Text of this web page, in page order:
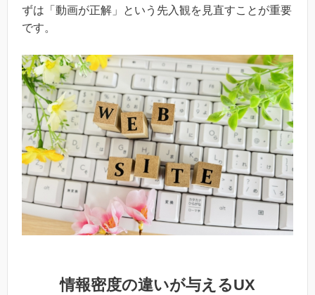
ずは「動画が正解」という先入観を見直すことが重要
です。
情報密度の違いが与えるUX